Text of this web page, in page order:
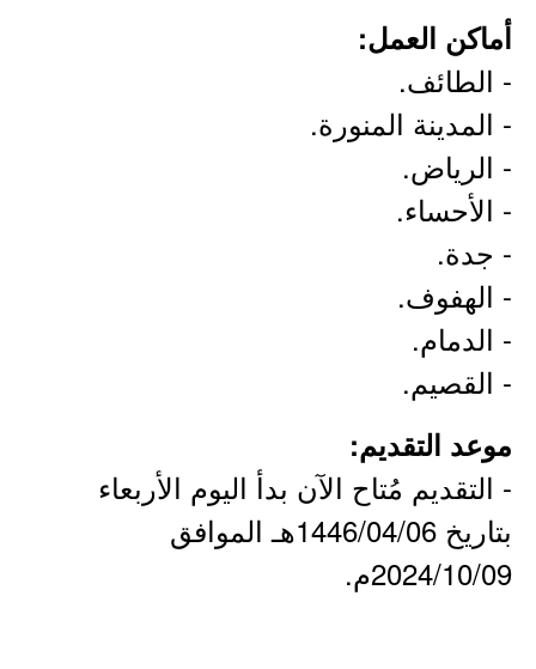
أماكن العمل:
- الطائف.
- المدينة المنورة.
- الرياض.
- الأحساء.
- جدة.
- الهفوف.
- الدمام.
- القصيم.
موعد التقديم:
- التقديم مُتاح الآن بدأ اليوم الأربعاء
بتاريخ 1446/04/06هـ الموافق
2024/10/09م.